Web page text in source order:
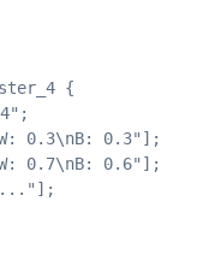
{
0.3\nB: 0.3"];
0.7\nB: 0.6"];